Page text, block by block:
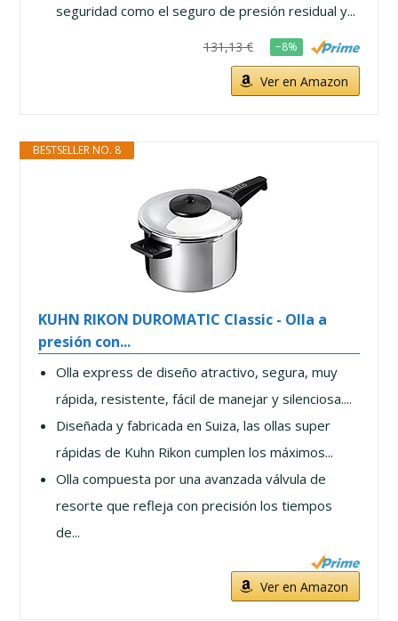
seguridad como el seguro de presión residual y...
131,13 € −8%
Ver en Amazon
BESTSELLER NO. 8
KUHN RIKON DUROMATIC Classic - Olla a
presión con...
Olla express de diseño atractivo, segura, muy
rápida, resistente, fácil de manejar y silenciosa....
Diseñada y fabricada en Suiza, las ollas super
rápidas de Kuhn Rikon cumplen los máximos...
Olla compuesta por una avanzada válvula de
resorte que refleja con precisión los tiempos
de...
Ver en Amazon